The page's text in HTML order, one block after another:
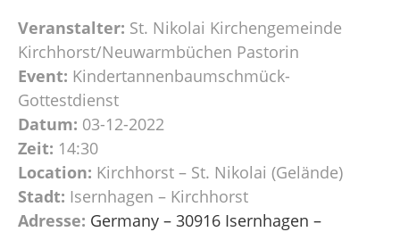
Veranstalter: St. Nikolai Kirchengemeinde
Kirchhorst/Neuwarmbüchen Pastorin
Event: Kindertannenbaumschmück-
Gottestdienst
Datum: 03-12-2022
Zeit: 14:30
Location: Kirchhorst – St. Nikolai (Gelände)
Stadt: Isernhagen – Kirchhorst
Adresse: Germany – 30916 Isernhagen –